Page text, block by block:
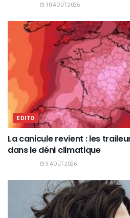
10 AOÛT 2026
EDITO
La canicule revient : les
dans le déni climatique
9 AOÛT 2026